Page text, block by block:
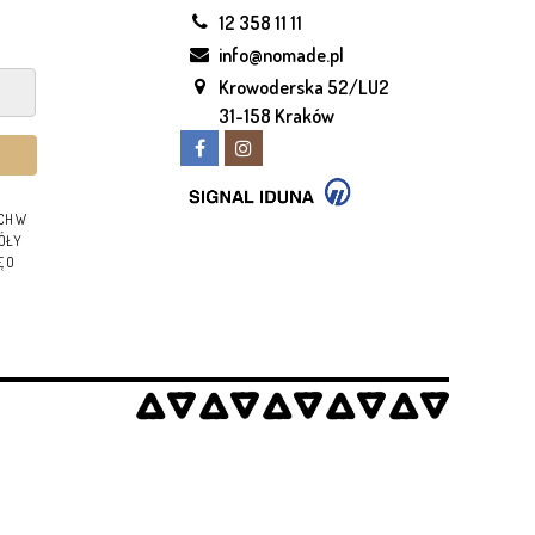
W
O
12 358 11 11
info@nomade.pl
Krowoderska 52/LU2
31-158 Kraków